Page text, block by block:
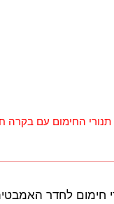
החימום עם בקרה
חימום לחדר